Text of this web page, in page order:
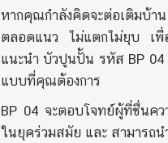
หากคุณกำลังคิดจะต่อเติมบ้า
ตลอดแนว ไม่แตกไม่ยุบ เพื่
แนะนำ บัวปูนปั้น รหัส BP 04
แบบที่คุณต้องการ
BP 04 จะตอบโจทย์ผู้ที่ชื่นค
ในยุคร่วมสมัย และ สามารถ